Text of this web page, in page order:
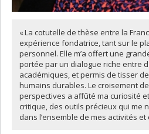
« La cotutelle de thèse entre la
expérience fondatrice, tant sur le
personnel. Elle m’a offert une
portée par un dialogue riche entre
académiques, et permis de tisser
humains durables. Le croisement
perspectives a affûté ma curiosité
critique, des outils précieux qui me
dans l’ensemble de mes activités et